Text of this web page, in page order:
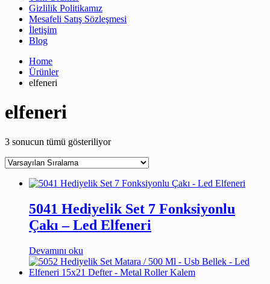
Gizlilik Politikamız
Mesafeli Satış Sözleşmesi
İletişim
Blog
Home
Ürünler
elfeneri
elfeneri
3 sonucun tümü gösteriliyor
5041 Hediyelik Set 7 Fonksiyonlu
Çakı – Led Elfeneri
Devamını oku